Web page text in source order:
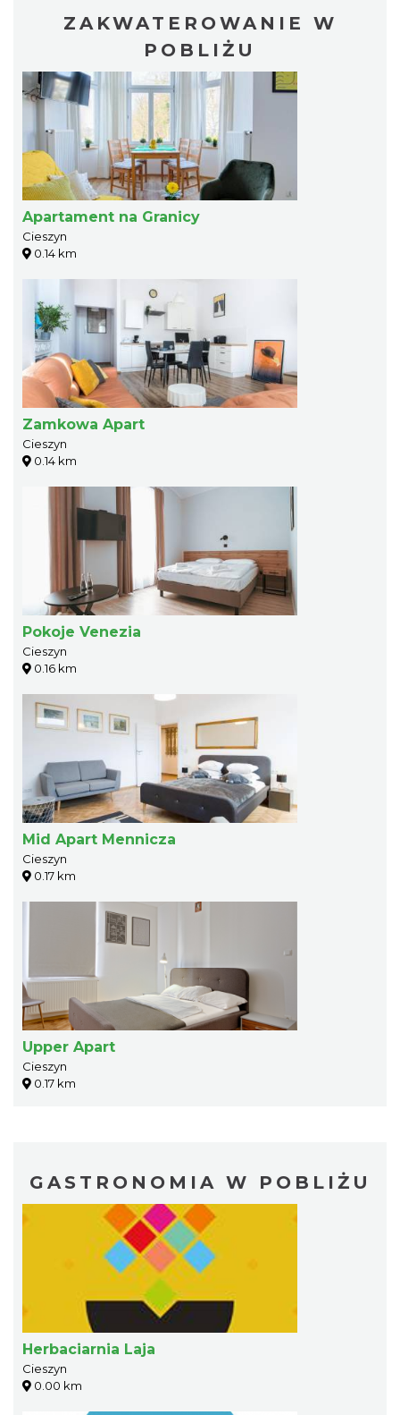
ZAKWATEROWANIE W
POBLIŻU
Apartament na Granicy
Cieszyn
0.14 km
Zamkowa Apart
Cieszyn
0.14 km
Pokoje Venezia
Cieszyn
0.16 km
Mid Apart Mennicza
Cieszyn
0.17 km
Upper Apart
Cieszyn
0.17 km
GASTRONOMIA W POBLIŻU
Herbaciarnia Laja
Cieszyn
0.00 km